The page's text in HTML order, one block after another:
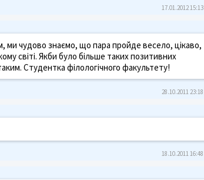
17.01.2012 15:13
ми чудово знаємо, що пара пройде весело, цікаво,
світі. Якби було більше таких позитивних
Студентка філологічного факультету!
28.10.2011 23:18
18.10.2011 16:48